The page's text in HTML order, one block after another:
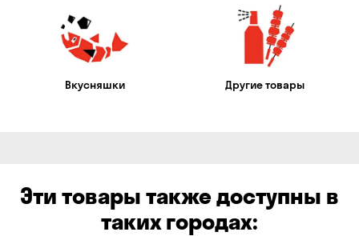
Вкусняшки Другие товары
Эти товары также доступны в
таких городах: